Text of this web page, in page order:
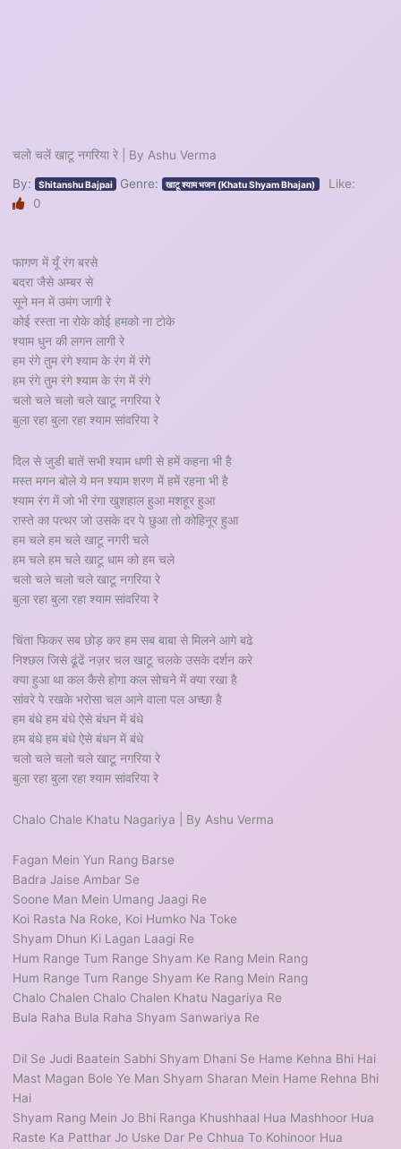
चलो चलें खाटू नगरिया रे | By Ashu Verma
By: Shitanshu Bajpai Genre: खाटू श्याम भजन (Khatu Shyam Bhajan)
Like:
0
फागण में यूँ रंग बरसे
बदरा जैसे अम्बर से
सूने मन में उमंग जागी रे
कोई रस्ता ना रोके कोई हमको ना टोके
श्याम धुन की लगन लागी रे
हम रंगे तुम रंगे श्याम के रंग में रंगे
हम रंगे तुम रंगे श्याम के रंग में रंगे
चलो चले चलो चले खाटू नगरिया रे
बुला रहा बुला रहा श्याम सांवरिया रे
दिल से जुडी बातें सभी श्याम धणी से हमें कहना भी है
मस्त मगन बोले ये मन श्याम शरण में हमें रहना भी है
श्याम रंग में जो भी रंगा खुशहाल हुआ मशहूर हुआ
रास्ते का पत्थर जो उसके दर पे छुआ तो कोहिनूर हुआ
हम चले हम चले खाटू नगरी चले
हम चले हम चले खाटू धाम को हम चले
चलो चले चलो चले खाटू नगरिया रे
बुला रहा बुला रहा श्याम सांवरिया रे
चिंता फिकर सब छोड़ कर हम सब बाबा से मिलने आगे बढे
निश्छल जिसे ढूंढें नज़र चल खाटू चलके उसके दर्शन करे
क्या हुआ था कल कैसे होगा कल सोचने में क्या रखा है
सांवरे पे रखके भरोसा चल आने वाला पल अच्छा है
हम बंधे हम बंधे ऐसे बंधन में बंधे
हम बंधे हम बंधे ऐसे बंधन में बंधे
चलो चले चलो चले खाटू नगरिया रे
बुला रहा बुला रहा श्याम सांवरिया रे
Chalo Chale Khatu Nagariya | By Ashu Verma
Fagan Mein Yun Rang Barse
Badra Jaise Ambar Se
Soone Man Mein Umang Jaagi Re
Koi Rasta Na Roke, Koi Humko Na Toke
Shyam Dhun Ki Lagan Laagi Re
Hum Range Tum Range Shyam Ke Rang Mein Rang
Hum Range Tum Range Shyam Ke Rang Mein Rang
Chalo Chalen Chalo Chalen Khatu Nagariya Re
Bula Raha Bula Raha Shyam Sanwariya Re
Dil Se Judi Baatein Sabhi Shyam Dhani Se Hame Kehna Bhi Hai
Mast Magan Bole Ye Man Shyam Sharan Mein Hame Rehna Bhi
Hai
Shyam Rang Mein Jo Bhi Ranga Khushhaal Hua Mashhoor Hua
Raste Ka Patthar Jo Uske Dar Pe Chhua To Kohinoor Hua